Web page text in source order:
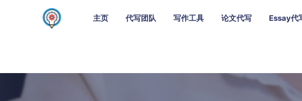
主页 代写团队 写作工具 论文代写 Essay代